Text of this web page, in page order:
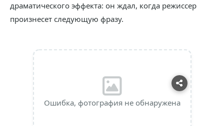
драматического эффекта: он ждал, когда режиссер
произнесет следующую фразу.
Ошибка, фотография не обнаружена